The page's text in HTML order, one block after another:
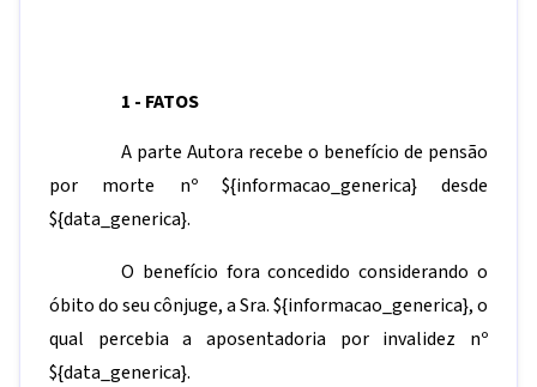
1 - FATOS
A parte Autora recebe o benefício de pensão
por morte nº ${informacao_generica}desde
${data_generica}.
O benefício fora concedido considerando o
óbito do seu cônjuge, a Sra.${informacao_generica}, o
qual percebia a aposentadoria por invalidez nº
${data_generica}.